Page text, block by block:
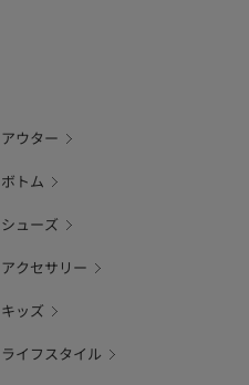
アウター
ボトム
シューズ
アクセサリー
キッズ
ライフスタイル